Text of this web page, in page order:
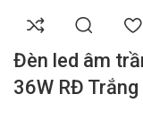
Đèn led âm
36W RĐ